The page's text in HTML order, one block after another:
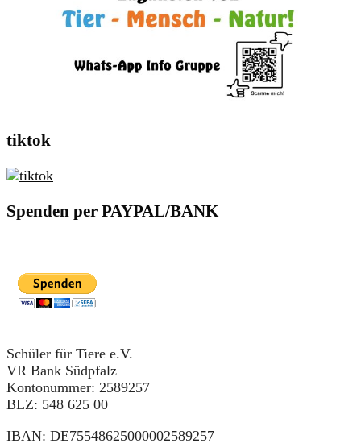
tiktok
Spenden per PAYPAL/BANK
Schüler für Tiere e.V.
VR Bank Südpfalz
Kontonummer: 2589257
BLZ: 548 625 00
IBAN: DE75548625000002589257